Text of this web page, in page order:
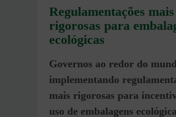
Regulamentações mais
rigorosas para
ecológicas
Governos ao redor do
implementando
mais rigorosas para
uso de embalagens